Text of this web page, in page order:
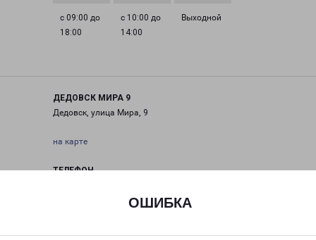
ОШИБКА
с 09:00 до
18:00
с 10:00 до
14:00
Выходной
ДЕДОВСК МИРА 9
Дедовск, улица Мира, 9
на карте
ТЕЛЕФОН